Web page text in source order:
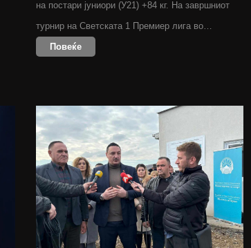
на постари јуниори (У21) +84 кг. На завршниот
турнир на Светската 1 Премиер лига во…
Повеќе